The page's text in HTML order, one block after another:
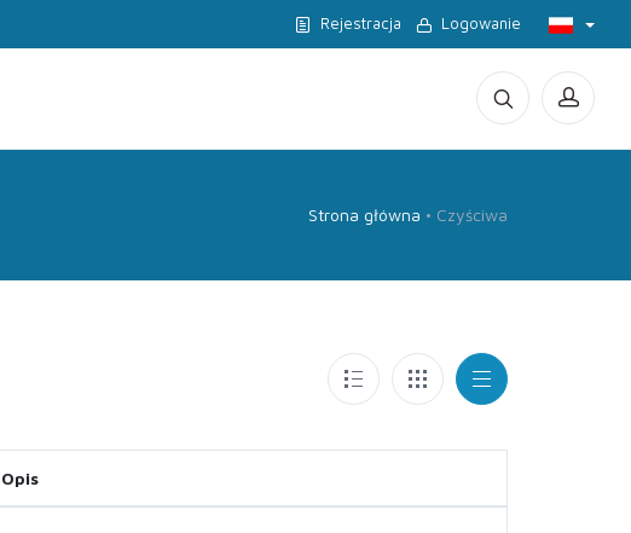
Rejestracja Logowanie
Strona główna Czyściwa
Opis